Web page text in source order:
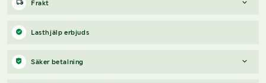
Frakt
Boka frakt?Det finns ingen specifik information om frakt för
just det här objektet, men om du skickar oss en förfrågan via
vårt
Lasthjälp erbjuds
Säker betalning